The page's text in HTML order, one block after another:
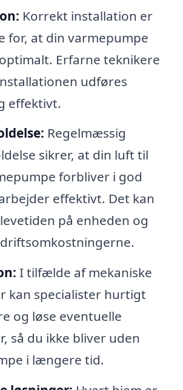
Korrekt installation er
for, at din varmepumpe
Erfarne teknikere
udføres
effektivt.
Regelmæssig
sikrer, at din luft til
forbliver i god
effektivt. Det kan
på enheden og
I tilfælde af mekaniske
kan specialister hurtigt
og løse eventuelle
så du ikke bliver uden
i længere tid.